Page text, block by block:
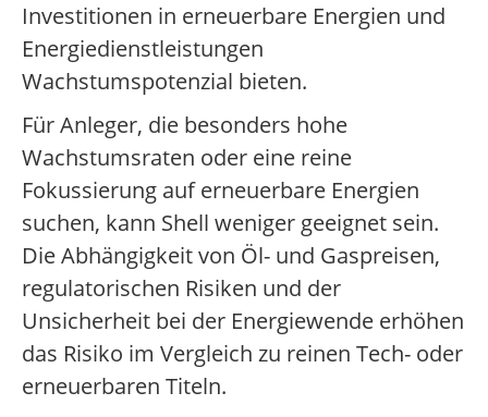
Investitionen in erneuerbare Energien und
Energiedienstleistungen
Wachstumspotenzial bieten.
Für Anleger, die besonders hohe
Wachstumsraten oder eine reine
Fokussierung auf erneuerbare Energien
suchen, kann Shell weniger geeignet sein.
Die Abhängigkeit von Öl- und Gaspreisen,
regulatorischen Risiken und der
Unsicherheit bei der Energiewende erhöhen
das Risiko im Vergleich zu reinen Tech- oder
erneuerbaren Titeln.